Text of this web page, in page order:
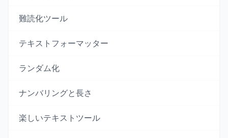
難読化ツール
テキストフォーマッター
ランダム化
ナンバリングと長さ
楽しいテキストツール